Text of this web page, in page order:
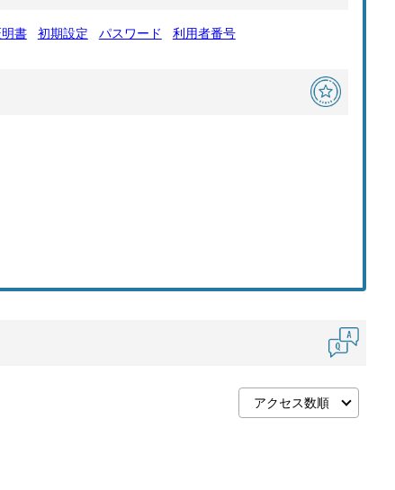
書 初期設定 パスワード 利用者番号